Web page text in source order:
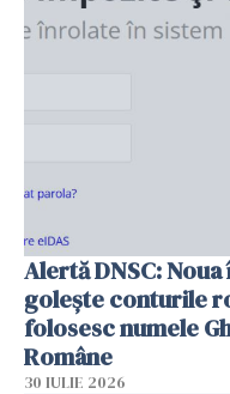
Alertă DNSC:
golește conturile
folosesc numele
Române
30 IULIE 2026